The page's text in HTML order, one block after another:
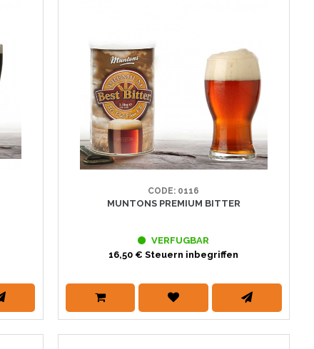
CODE: 0116
MUNTONS PREMIUM BITTER
VERFUGBAR
16,50 € Steuern inbegriffen